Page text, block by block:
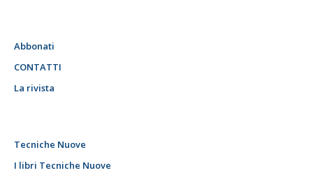
Abbonati
CONTATTI
La rivista
Tecniche Nuove
I libri Tecniche Nuove